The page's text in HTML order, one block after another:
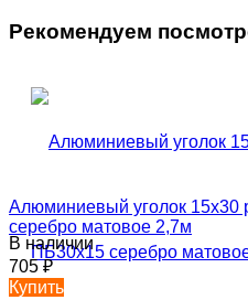
Рекомендуем
Алюминиевый уголок 15х30
серебро матовое 2,7м
В наличии
705₽
Купить